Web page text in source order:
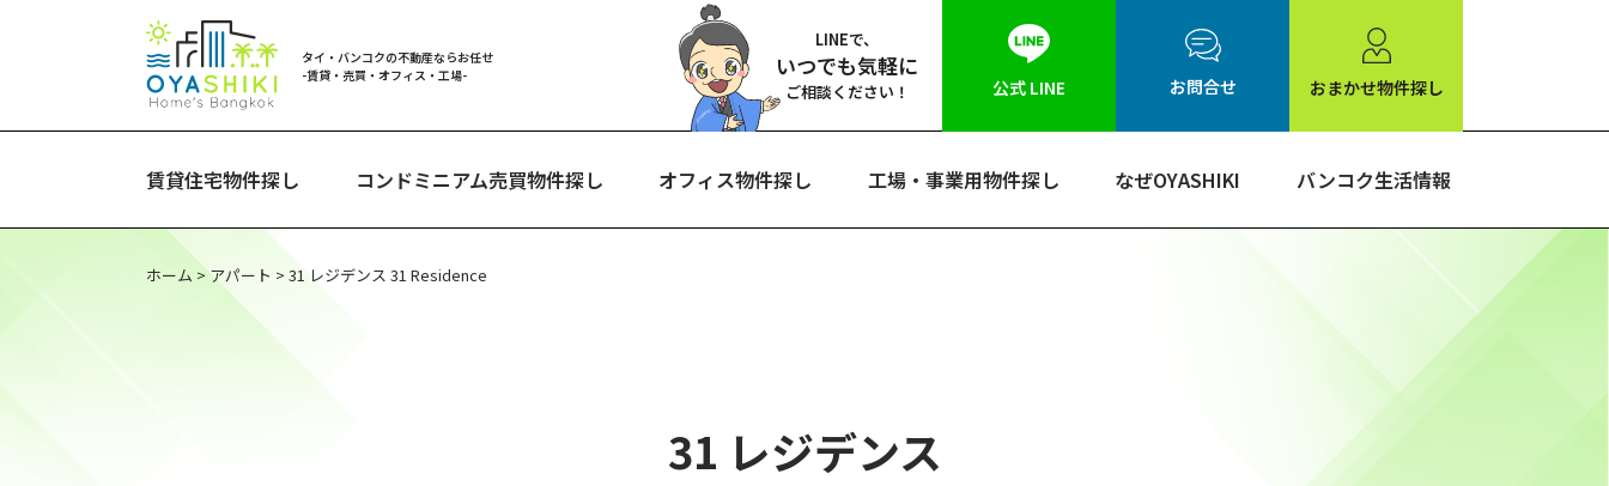
タイ・バンコクの不動産ならお任せ
-賃貸・売買・オフィス・工場-
LINEで、
いつでも気軽に
ご相談ください！ 公式 LINE お問合せ おまかせ物件探し
賃貸住宅物件探し コンドミニアム売買物件探し オフィス物件探し 工場・事業用物件探し なぜOYASHIKI バンコク生活情報
ホーム >アパート > 31 レジデンス 31 Residence
31 レジデンス